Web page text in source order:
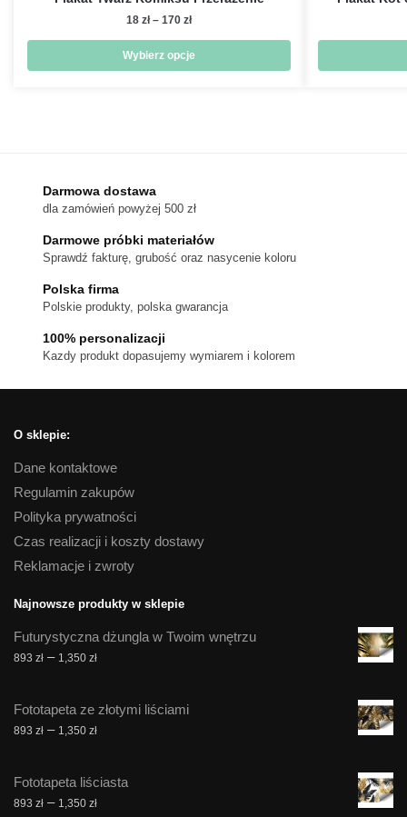
18 zł – 170 złZakres
od
18 zł
Wybierz opcje
można
wybrać
na
produktu
Darmowa dostawa
dla zamówień powyżej 500 zł
Darmowe próbki materiałów
Sprawdź fakturę, grubość oraz nasycenie koloru
Polska firma
Polskie produkty, polska gwarancja
100% personalizacji
Kazdy produkt dopasujemy wymiarem i kolorem
O sklepie:
Dane kontaktowe
Regulamin zakupów
Polityka prywatności
Czas realizacji i koszty dostawy
Reklamacje i zwroty
Najnowsze produkty w sklepie
Futurystyczna dżungla w Twoim wnętrzu
893 zł – 1,350 złZakres
893 zł
do
Fototapeta ze złotymi liściami
893 zł – 1,350 złZakres
893 zł
do
Fototapeta liściasta
893 zł – 1,350 złZakres